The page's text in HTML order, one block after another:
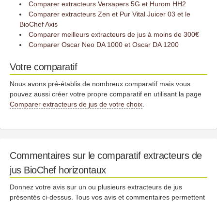
Comparer extracteurs Versapers 5G et Hurom HH2
Comparer extracteurs Zen et Pur Vital Juicer 03 et le
BioChef Axis
Comparer meilleurs extracteurs de jus à moins de 300€
Comparer Oscar Neo DA 1000 et Oscar DA 1200
Votre comparatif
Nous avons pré-établis de nombreux comparatif mais vous
pouvez aussi créer votre propre comparatif en utilisant la page
Comparer extracteurs de jus de votre choix
Commentaires sur le comparatif extracteurs de
jus BioChef horizontaux
Donnez votre avis sur un ou plusieurs extracteurs de jus
présentés ci-dessus. Tous vos avis et commentaires permettent